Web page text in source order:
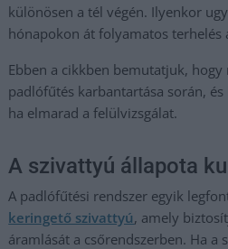
különösen a tél végén. Ilyenkor
hónapokon át folyamatos terhelés
Ebben a cikkben bemutatjuk,
padlófűtés karbantartása során,
ha elmarad a felülvizsgálat.
A szivattyú állapota
A padlófűtési rendszer egyik
keringető szivattyú, amely
áramlását a csőrendszerben. Ha